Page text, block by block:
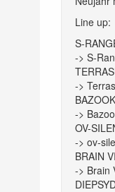
Line up:
S-
-> S-
->
->
OV-
-> ov-
BRAIN
-> Brain